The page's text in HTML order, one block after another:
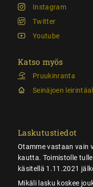
Instagram
Twitter
Youtube
Katso myös
Pruukinranta
Seinäjoen
Laskutustiedot
Otamme vastaan vain
kautta. Toimistolle
käsitellä 1.11.2021
Mikäli lasku koskee